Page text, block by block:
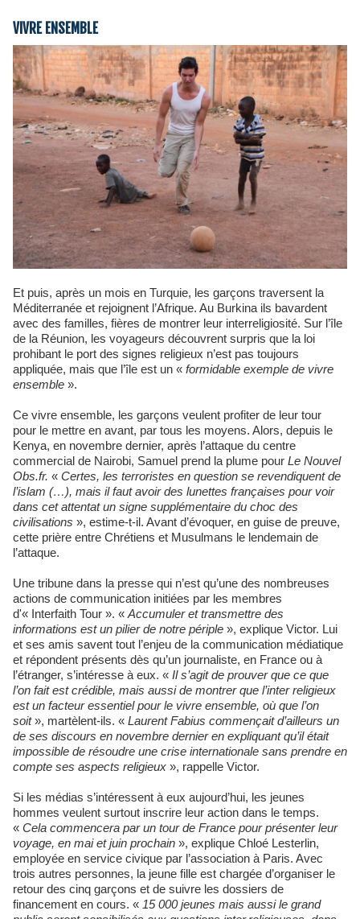
VIVRE ENSEMBLE
Et puis, après un mois en Turquie, les garçons traversent la
Méditerranée et rejoignent l’Afrique. Au Burkina ils bavardent
avec des familles, fières de montrer leur interreligiosité. Sur l’île
de la Réunion, les voyageurs découvrent surpris que la loi
prohibant le port des signes religieux n’est pas toujours
appliquée, mais que l’île est un « formidable exemple de vivre
ensemble ».
Ce vivre ensemble, les garçons veulent profiter de leur tour
pour le mettre en avant, par tous les moyens. Alors, depuis le
Kenya, en novembre dernier, après l’attaque du centre
commercial de Nairobi, Samuel prend la plume pour Le Nouvel
Obs.fr. « Certes, les terroristes en question se revendiquent de
l’islam (…), mais il faut avoir des lunettes françaises pour voir
dans cet attentat un signe supplémentaire du choc des
civilisations », estime-t-il. Avant d’évoquer, en guise de preuve,
cette prière entre Chrétiens et Musulmans le lendemain de
l’attaque.
Une tribune dans la presse qui n’est qu’une des nombreuses
actions de communication initiées par les membres
d'« Interfaith Tour ». « Accumuler et transmettre des
informations est un pilier de notre périple », explique Victor. Lui
et ses amis savent tout l’enjeu de la communication médiatique
et répondent présents dès qu’un journaliste, en France ou à
l’étranger, s’intéresse à eux. « Il s’agit de prouver que ce que
l’on fait est crédible, mais aussi de montrer que l’inter religieux
est un facteur essentiel pour le vivre ensemble, où que l’on
soit», martèlent-ils. « Laurent Fabius commençait d’ailleurs un
de ses discours en novembre dernier en expliquant qu’il était
impossible de résoudre une crise internationale sans prendre en
compte ses aspects religieux », rappelle Victor.
Si les médias s’intéressent à eux aujourd’hui, les jeunes
hommes veulent surtout inscrire leur action dans le temps.
« Cela commencera par un tour de France pour présenter leur
voyage, en mai et juin prochain », explique Chloé Lesterlin,
employée en service civique par l’association à Paris. Avec
trois autres personnes, la jeune fille est chargée d’organiser le
retour des cinq garçons et de suivre les dossiers de
financement en cours. « 15 000 jeunes mais aussi le grand